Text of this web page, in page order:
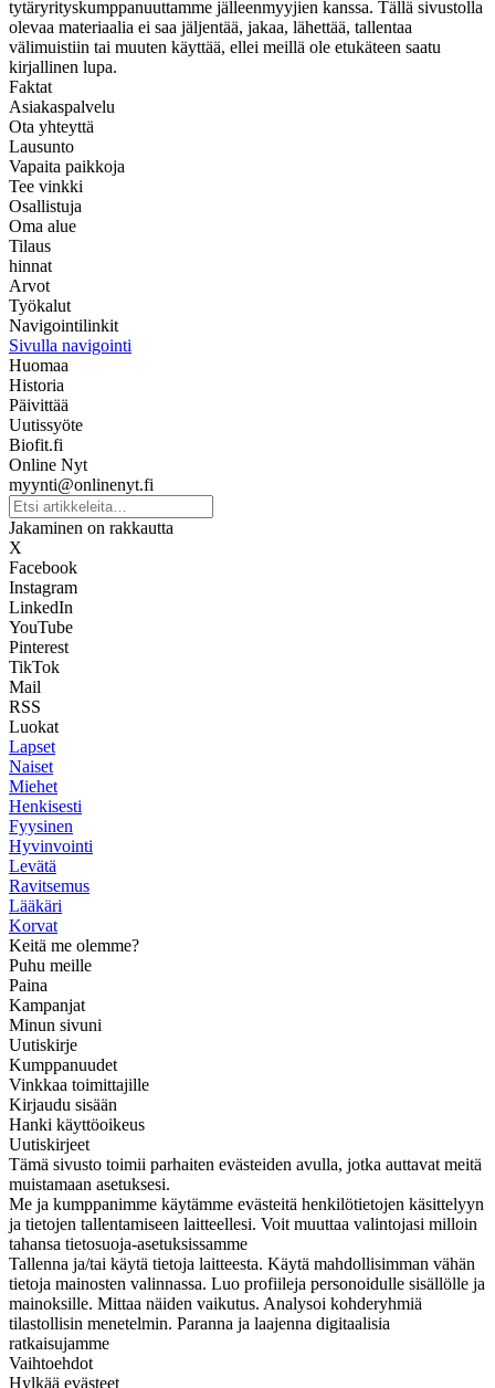
tytäryrityskumppanuuttamme jälleenmyyjien kanssa. Tällä sivustolla
olevaa materiaalia ei saa jäljentää, jakaa, lähettää, tallentaa
välimuistiin tai muuten käyttää, ellei meillä ole etukäteen saatu
kirjallinen lupa.
Faktat
Asiakaspalvelu
Ota yhteyttä
Lausunto
Vapaita paikkoja
Tee vinkki
Osallistuja
Oma alue
Tilaus
hinnat
Arvot
Työkalut
Navigointilinkit
Sivulla navigointi
Huomaa
Historia
Päivittää
Uutissyöte
Biofit.fi
Online Nyt
myynti@onlinenyt.fi
Jakaminen on rakkautta
X
Facebook
Instagram
LinkedIn
YouTube
Pinterest
TikTok
Mail
RSS
Luokat
Lapset
Naiset
Miehet
Henkisesti
Fyysinen
Hyvinvointi
Levätä
Ravitsemus
Lääkäri
Korvat
Keitä me olemme?
Puhu meille
Paina
Kampanjat
Minun sivuni
Uutiskirje
Kumppanuudet
Vinkkaa toimittajille
Kirjaudu sisään
Hanki käyttöoikeus
Uutiskirjeet
Tämä sivusto toimii parhaiten evästeiden avulla, jotka auttavat meitä
muistamaan asetuksesi.
Me ja kumppanimme käytämme evästeitä henkilötietojen käsittelyyn
ja tietojen tallentamiseen laitteellesi. Voit muuttaa valintojasi milloin
tahansa tietosuoja-asetuksissamme
Tallenna ja/tai käytä tietoja laitteesta. Käytä mahdollisimman vähän
tietoja mainosten valinnassa. Luo profiileja personoidulle sisällölle ja
mainoksille. Mittaa näiden vaikutus. Analysoi kohderyhmiä
tilastollisin menetelmin. Paranna ja laajenna digitaalisia
ratkaisujamme
Vaihtoehdot
Hylkää evästeet